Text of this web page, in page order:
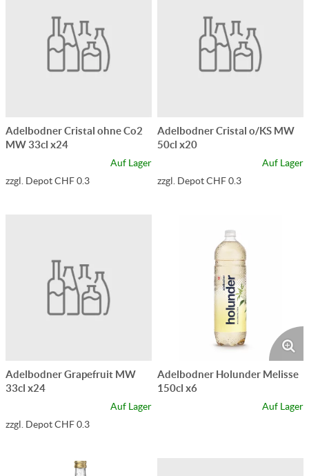
Adelbodner Cristal ohne Co2
MW 33cl x24
Auf Lager
zzgl. Depot CHF 0.3
Adelbodner Cristal o/KS MW
50cl x20
Auf Lager
zzgl. Depot CHF 0.3
Adelbodner Grapefruit MW
33cl x24
Auf Lager
zzgl. Depot CHF 0.3
Adelbodner Holunder Melisse
150cl x6
Auf Lager